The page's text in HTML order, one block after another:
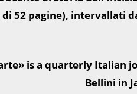
52 pagine), intervallati
is a quarterly Italian
Bellini in